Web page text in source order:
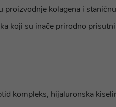
kolagena i
koji su inače prirodno
kompleks, hijaluronska